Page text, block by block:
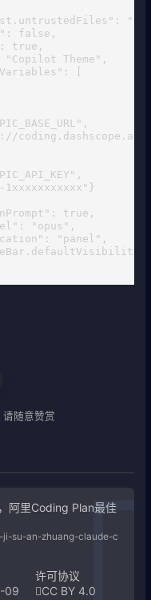
false,
true,
Theme",
[
1xxxxxxxxxxx"}
true,
"opus",
"panel",
随意赞赏
阿里Coding Plan最佳
su-an-zhuang-claude-c
09
许可协议
CC BY 4.0